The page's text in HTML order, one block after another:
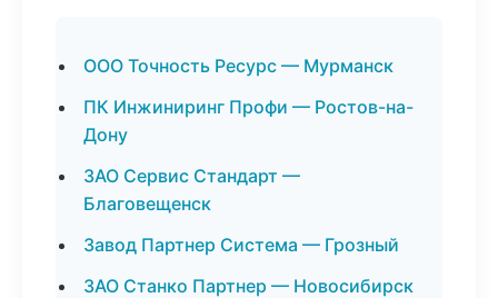
ООО Точность Ресурс — Мурманск
ПК Инжиниринг Профи — Ростов-на-
Дону
ЗАО Сервис Стандарт —
Благовещенск
Завод Партнер Система — Грозный
ЗАО Станко Партнер — Новосибирск